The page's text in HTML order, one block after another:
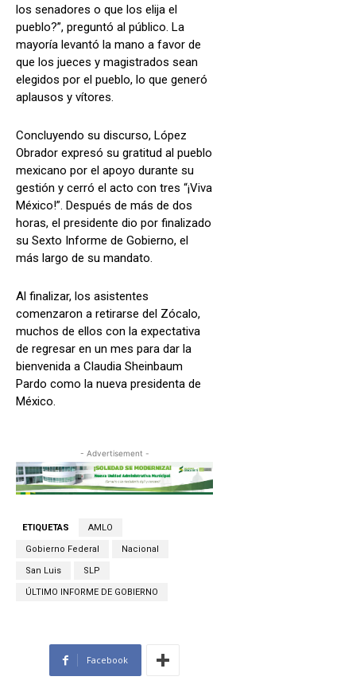
los senadores o que los elija el
pueblo?”, preguntó al público. La
mayoría levantó la mano a favor de
que los jueces y magistrados sean
elegidos por el pueblo, lo que generó
aplausos y vítores.
Concluyendo su discurso, López
Obrador expresó su gratitud al pueblo
mexicano por el apoyo durante su
gestión y cerró el acto con tres “¡Viva
México!”. Después de más de dos
horas, el presidente dio por finalizado
su Sexto Informe de Gobierno, el
más largo de su mandato.
Al finalizar, los asistentes
comenzaron a retirarse del Zócalo,
muchos de ellos con la expectativa
de regresar en un mes para dar la
bienvenida a Claudia Sheinbaum
Pardo como la nueva presidenta de
México.
- Advertisement -
ETIQUETAS AMLO
Gobierno Federal Nacional
San Luis SLP
ÚLTIMO INFORME DE GOBIERNO
Facebook